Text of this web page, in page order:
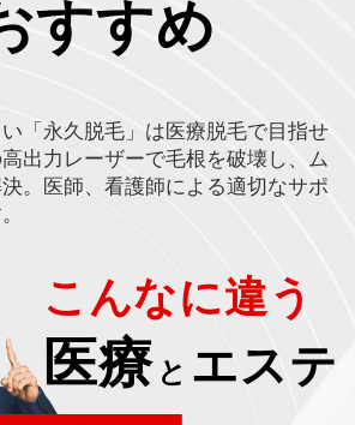
すすめ
「永久脱毛」は医療脱毛で目指せ
出力レーザーで毛根を破壊し、ム
。医師、看護師による適切なサポ
こんなに違う
医療 と エステ